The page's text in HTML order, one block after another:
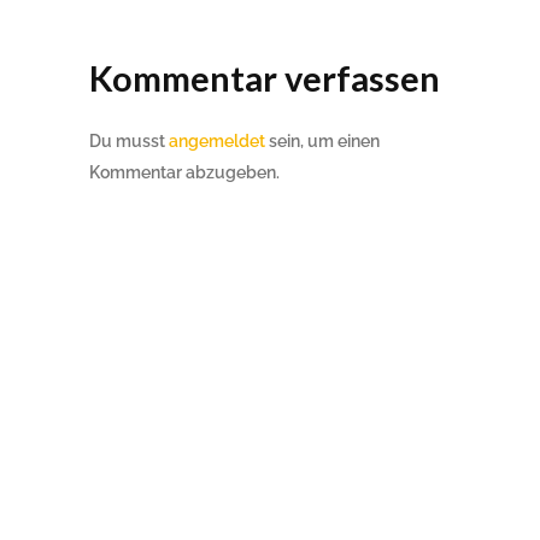
Kommentar verfassen
Du musstangemeldetsein, um einen
Kommentar abzugeben.